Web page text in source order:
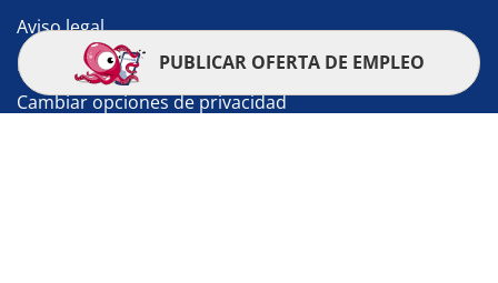
Aviso legal
Política de cookies
Cambiar opciones de privacidad
PUBLICAR OFERTA DE EMPLEO